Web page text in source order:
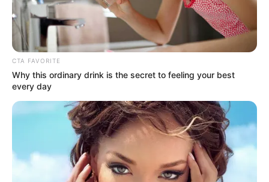
CTA FAVORITE
Why this ordinary drink is the secret to feeling your best
every day